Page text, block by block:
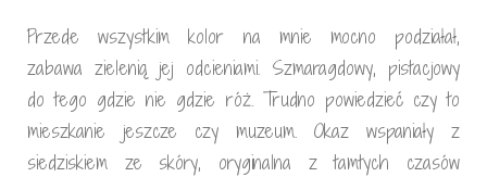
Przede wszystkim kolor na mnie mocno podziałał,
zabawa zielenią jej odcieniami. Szmaragdowy, pistacjowy
do tego gdzie nie gdzie róż. Trudno powiedzieć czy to
mieszkanie jeszcze czy muzeum. Okaz wspaniały z
siedziskiem ze skóry, oryginalna z tamtych czasów